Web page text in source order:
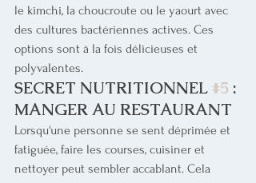
le kimchi, la choucroute ou le yaourt avec
des cultures bactériennes actives. Ces
options sont à la fois délicieuses et
polyvalentes.
SECRET NUTRITIONNEL #5 :
MANGER AU RESTAURANT
Lorsqu'une personne se sent déprimée et
fatiguée, faire les courses, cuisiner et
nettoyer peut sembler accablant. Cela